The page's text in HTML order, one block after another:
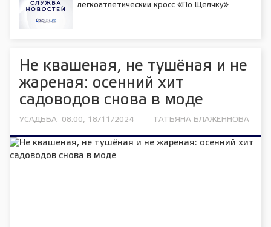
легкоатлетический кросс «По Щелчку»
Не квашеная, не тушёная и не
жареная: осенний хит
садоводов снова в моде
УСАДЬБА 08:00, 18/11/2024 ТАТЬЯНА БЛАЖЕННОВА